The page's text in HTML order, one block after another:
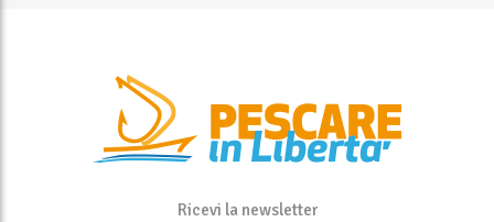
Ricevi la newsletter